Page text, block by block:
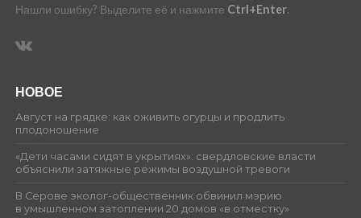
Нашли ошибку? Выделите её и нажмите Ctrl+Enter.
НОВОЕ
Август на грядке: как оживить огурцы и продлить
плодоношение
«Дети часами сидят в укрытиях»: свердловские власти
объяснили затяжные режимы воздушной тревоги
В Серове эколог-общественник обвинил мэрию
в умышленном затоплении 20 домов «в отместку»